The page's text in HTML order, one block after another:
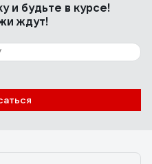
и будьте в курсе!
ждут!